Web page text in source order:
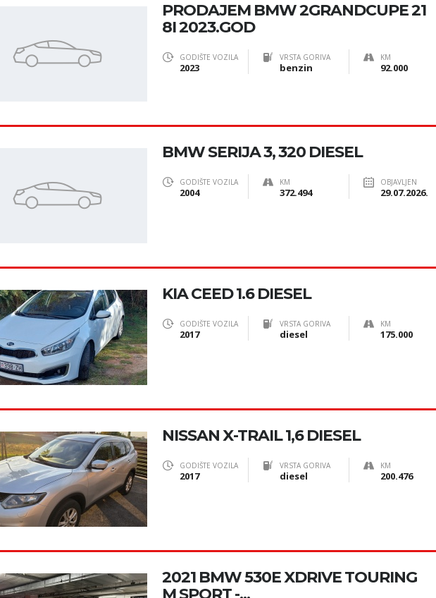
PRODAJEM BMW 2GRANDCUPE 21
8I 2023.GOD
GODIŠTE VOZILA
2023
VRSTA GORIVA
benzin
KM
92.000
BMW SERIJA 3, 320 DIESEL
GODIŠTE VOZILA
2004
KM
372.494
OBJAVLJEN
29.07.2026.
KIA CEED 1.6 DIESEL
GODIŠTE VOZILA
2017
VRSTA GORIVA
diesel
KM
175.000
NISSAN X-TRAIL 1,6 DIESEL
GODIŠTE VOZILA
2017
VRSTA GORIVA
diesel
KM
200.476
2021 BMW 530E XDRIVE TOURING
M SPORT -...